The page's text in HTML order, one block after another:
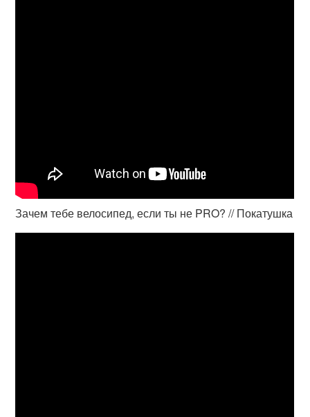
Зачем тебе велосипед, если ты не PRO? // Покатушка